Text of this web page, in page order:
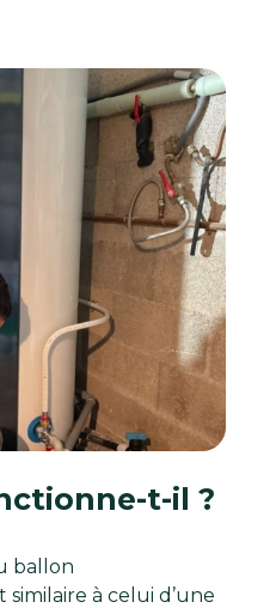
t-il ?
ballon
à celui d’une